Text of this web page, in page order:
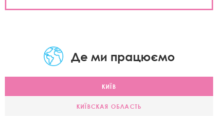
Де ми працюємо
КИЇВ
КИЇВСКАЯ ОБЛАСТЬ